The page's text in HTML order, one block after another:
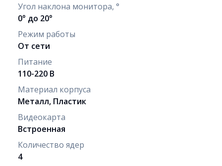
Угол наклона монитора, °
0° до 20°
Режим работы
От сети
Питание
110-220 В
Материал корпуса
Металл, Пластик
Видеокарта
Встроенная
Количество ядер
4